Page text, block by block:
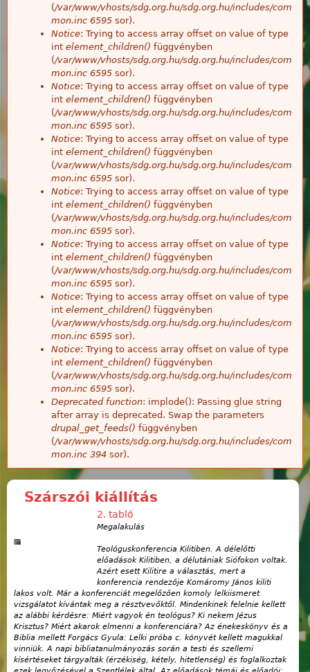
(/var/www/vhosts/sdg.org.hu/sdg.org.hu/includes/com
mon.inc 6595 sor).
Notice: Trying to access array offset on value of type
int element_children() függvényben
(/var/www/vhosts/sdg.org.hu/sdg.org.hu/includes/com
mon.inc 6595 sor).
Notice: Trying to access array offset on value of type
int element_children() függvényben
(/var/www/vhosts/sdg.org.hu/sdg.org.hu/includes/com
mon.inc 6595 sor).
Notice: Trying to access array offset on value of type
int element_children() függvényben
(/var/www/vhosts/sdg.org.hu/sdg.org.hu/includes/com
mon.inc 6595 sor).
Notice: Trying to access array offset on value of type
int element_children() függvényben
(/var/www/vhosts/sdg.org.hu/sdg.org.hu/includes/com
mon.inc 6595 sor).
Notice: Trying to access array offset on value of type
int element_children() függvényben
(/var/www/vhosts/sdg.org.hu/sdg.org.hu/includes/com
mon.inc 6595 sor).
Notice: Trying to access array offset on value of type
int element_children() függvényben
(/var/www/vhosts/sdg.org.hu/sdg.org.hu/includes/com
mon.inc 6595 sor).
Notice: Trying to access array offset on value of type
int element_children() függvényben
(/var/www/vhosts/sdg.org.hu/sdg.org.hu/includes/com
mon.inc 6595 sor).
Deprecated function: implode(): Passing glue string
after array is deprecated. Swap the parameters
drupal_get_feeds() függvényben
(/var/www/vhosts/sdg.org.hu/sdg.org.hu/includes/com
mon.inc 394 sor).
Szárszói kiállítás
2. tabló
Megalakulás
Teológuskonferencia Kilitiben. A délelőtti
előadások Kilitiben, a délutániak Siófokon voltak.
Azért esett Kilitire a választás, mert a
konferencia rendezője Komáromy János kiliti
lakos volt. Már a konferenciát megelőzően komoly lelkiismeret
vizsgálatot kívántak meg a résztvevőktől. Mindenkinek felelnie kellett
az alábbi kérdésre: Miért vagyok én teológus? Ki nekem Jézus
Krisztus? Miért akarok elmenni a konferenciára? Az énekeskönyv és a
Biblia mellett Forgács Gyula: Lelki próba c. könyvét kellett magukkal
vinniük. A napi bibliatanulmányozás során a testi és szellemi
kísértéseket tárgyalták (érzékiség, kétely, hitetlenség) és foglalkoztak